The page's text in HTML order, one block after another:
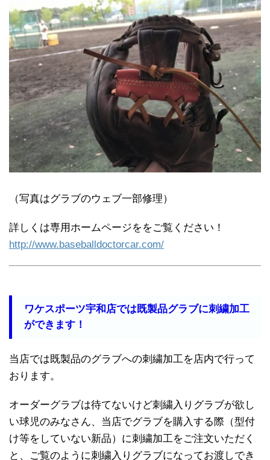
（写真はグラブのウェブ一部修理）
詳しくは専用ホームページををご覧ください！
http://www.baseballdoctorcar.com/
ワケスポーツ宇和店では既製品グラブに刺繍加工
ができます！
当店では既製品のグラブへの刺繍加工を店内で行って
おります。
オーダーグラブは待てないけど刺繍入りグラブが欲し
い球児のみなさん、当店でグラブを購入する際（型付
け等をしていない新品）に刺繍加工をご注文いただく
と、ご覧のように刺繍入りグラブになってお渡しでき